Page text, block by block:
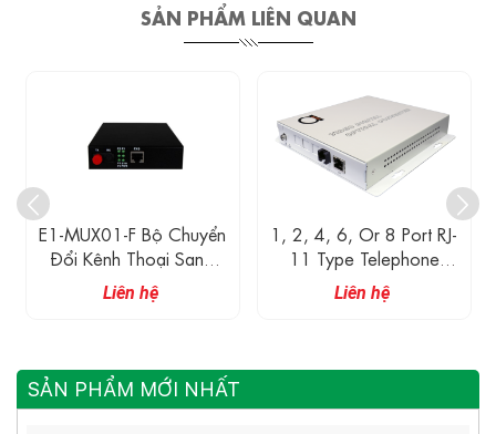
SẢN PHẨM LIÊN QUAN
E1-MUX01-F Bộ Chuyển
Đổi Kênh Thoại Sang
Quang
Liên hệ
1, 2, 4, 6, Or 8 Port RJ-
11 Type Telephone
POTS FXS/FXO &
Ethernet 10/100 To
Liên hệ
SẢN PHẨM MỚI NHẤT